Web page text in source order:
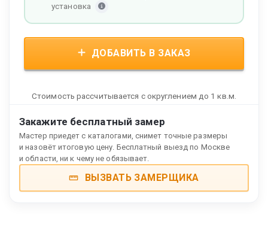
установка
ДОБАВИТЬ В ЗАКАЗ
Стоимость рассчитывается с округлением до 1 кв.м.
Закажите бесплатный замер
Мастер приедет с каталогами, снимет точные размеры
и назовёт итоговую цену. Бесплатный выезд по Москве
и области, ни к чему не обязывает.
ВЫЗВАТЬ ЗАМЕРЩИКА